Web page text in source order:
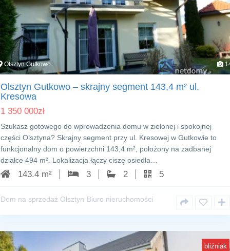
Olsztyn Gutkowo
Olsztyn Gutkowo – skrajny segment 143,4 m² ul.
Kresowa
1 350 000zł
Szukasz gotowego do wprowadzenia domu w zielonej i spokojnej
części Olsztyna? Skrajny segment przy ul. Kresowej w Gutkowie to
funkcjonalny dom o powierzchni 143,4 m², położony na zadbanej
działce 494 m². Lokalizacja łączy ciszę osiedla…
143.4 m² 3 2 5
Dom na sprzedaż Olsztyn Biuro nieruchomości
bliźniak